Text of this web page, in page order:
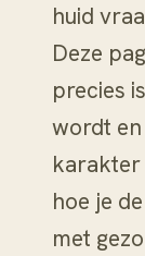
huid
Deze
precies
wordt
karakter
hoe je
met